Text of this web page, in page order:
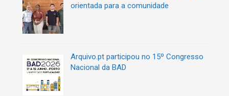
orientada para a comunidade
Arquivo.pt participou no 15º Congresso
Nacional da BAD